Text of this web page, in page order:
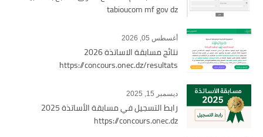
tabioucom mf gov dz
أغسطس 05, 2026
نتائج مسابقة الاساتذة 2026
https://concours.onec.dz/resultats
ديسمبر 15, 2025
رابط التسجيل في مسابقة الأساتذة 2025
https://concours.onec.dz